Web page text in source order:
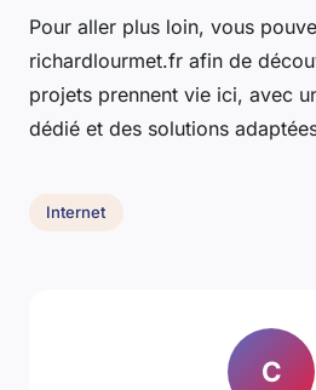
Pour aller plus loin, vous
richardlourmet.fr afin de
projets prennent vie ici, avec
dédié et des solutions
Internet
C